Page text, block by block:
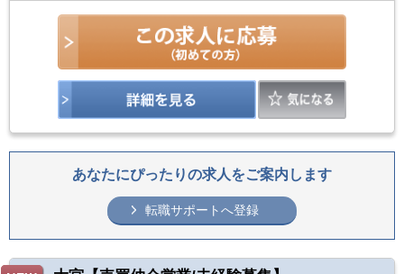
あなたにぴったりの求人をご案内します
転職サポートへ登録